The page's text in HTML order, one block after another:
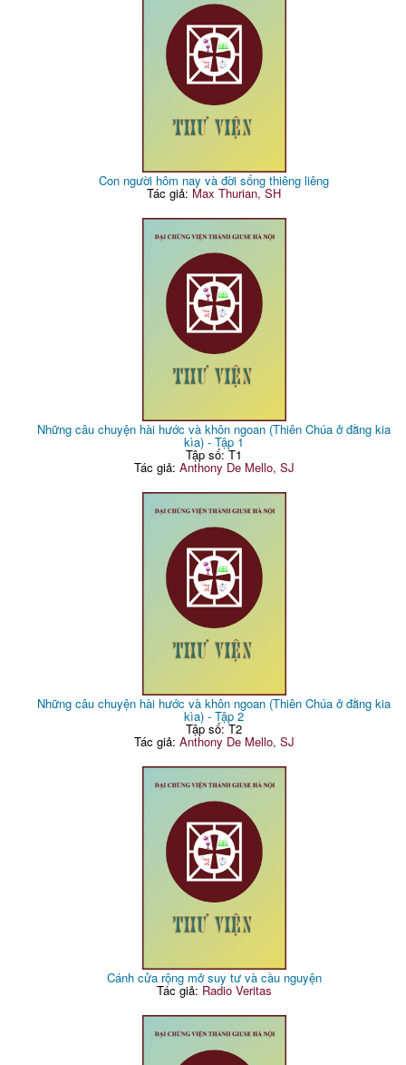
Con người hôm nay và đời sống thiêng liêng
Tác giả: Max Thurian, SH
Những câu chuyện hài hước và khôn ngoan (Thiên Chúa ở đằng kia
kìa) - Tập 1
Tập số: T1
Tác giả: Anthony De Mello, SJ
Những câu chuyện hài hước và khôn ngoan (Thiên Chúa ở đằng kia
kìa) - Tập 2
Tập số: T2
Tác giả: Anthony De Mello, SJ
Cánh cửa rộng mở suy tư và cầu nguyện
Tác giả: Radio Veritas